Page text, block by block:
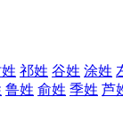
祁姓 谷姓 涂姓
鲁姓 俞姓 季姓 芦